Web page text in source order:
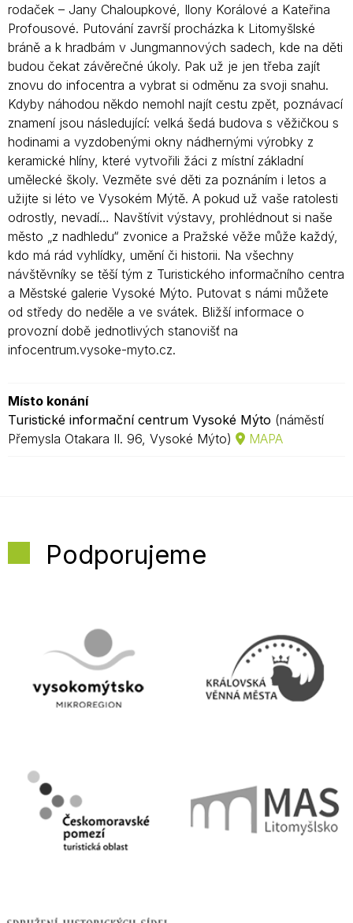
rodaček – Jany Chaloupkové, Ilony Korálové a Kateřina
Profousové. Putování završí procházka k Litomyšlské
bráně a k hradbám v Jungmannových sadech, kde na děti
budou čekat závěrečné úkoly. Pak už je jen třeba zajít
znovu do infocentra a vybrat si odměnu za svoji snahu.
Kdyby náhodou někdo nemohl najít cestu zpět, poznávací
znamení jsou následující: velká šedá budova s věžičkou s
hodinami a vyzdobenými okny nádhernými výrobky z
keramické hlíny, které vytvořili žáci z místní základní
umělecké školy. Vezměte své děti za poznáním i letos a
užijte si léto ve Vysokém Mýtě. A pokud už vaše ratolesti
odrostly, nevadí… Navštívit výstavy, prohlédnout si naše
město „z nadhledu“ zvonice a Pražské věže může každý,
kdo má rád vyhlídky, umění či historii. Na všechny
návštěvníky se těší tým z Turistického informačního centra
a Městské galerie Vysoké Mýto. Putovat s námi můžete
od středy do neděle a ve svátek. Bližší informace o
provozní době jednotlivých stanovišť na
infocentrum.vysoke-myto.cz.
Místo konání
Turistické informační centrum Vysoké Mýto (náměstí
Přemysla Otakara II. 96, Vysoké Mýto)
MAPA
Podporujeme